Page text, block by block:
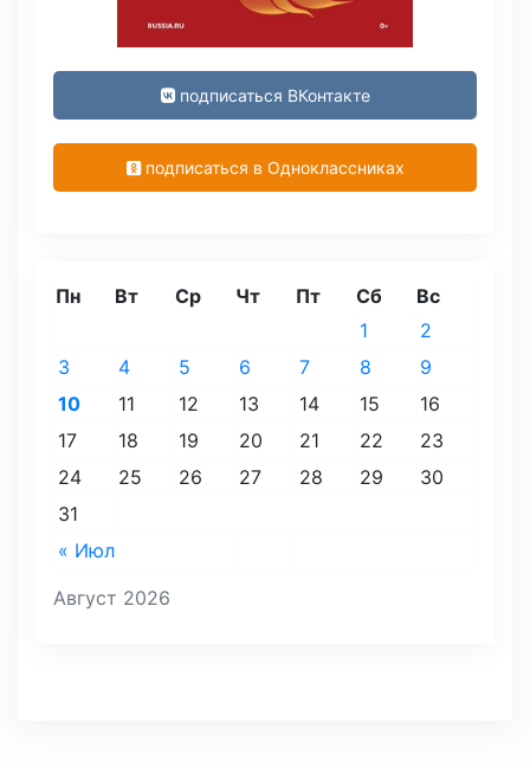
подписаться ВКонтакте
подписаться в Одноклассниках
Август 2026
Пн Вт Ср Чт Пт Сб Вс
« Июл
1
2
3
4 5 6 7 8
9
10
11 12 13 14 15
16
17
18 19 20 21 22
23
24
25 26 27 28 29
30
31